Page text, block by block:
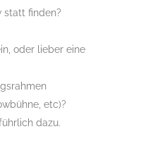
statt finden?
oder lieber eine
etc)?
dazu.